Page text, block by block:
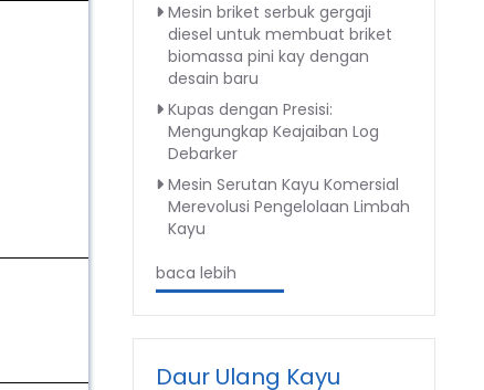
1
1
Mesin briket serbuk gergaji
diesel untuk membuat briket
biomassa pini kay dengan
desain baru
Kupas dengan Presisi:
Mengungkap Keajaiban Log
Debarker
Mesin Serutan Kayu Komersial
Merevolusi Pengelolaan Limbah
Kayu
baca lebih
Daur Ulang Kayu